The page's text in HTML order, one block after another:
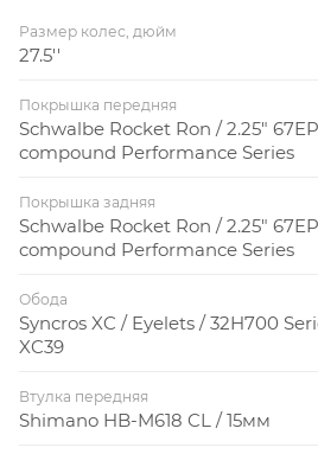
Размер колес, дюйм
27.5''
Покрышка передняя
Schwalbe Rocket Ron / 2.25"
compound Performance Series
Покрышка задняя
Schwalbe Rocket Ron / 2.25"
compound Performance Series
Обода
Syncros XC / Eyelets / 32H700
XC39
Втулка передняя
Shimano HB-M618 CL / 15мм